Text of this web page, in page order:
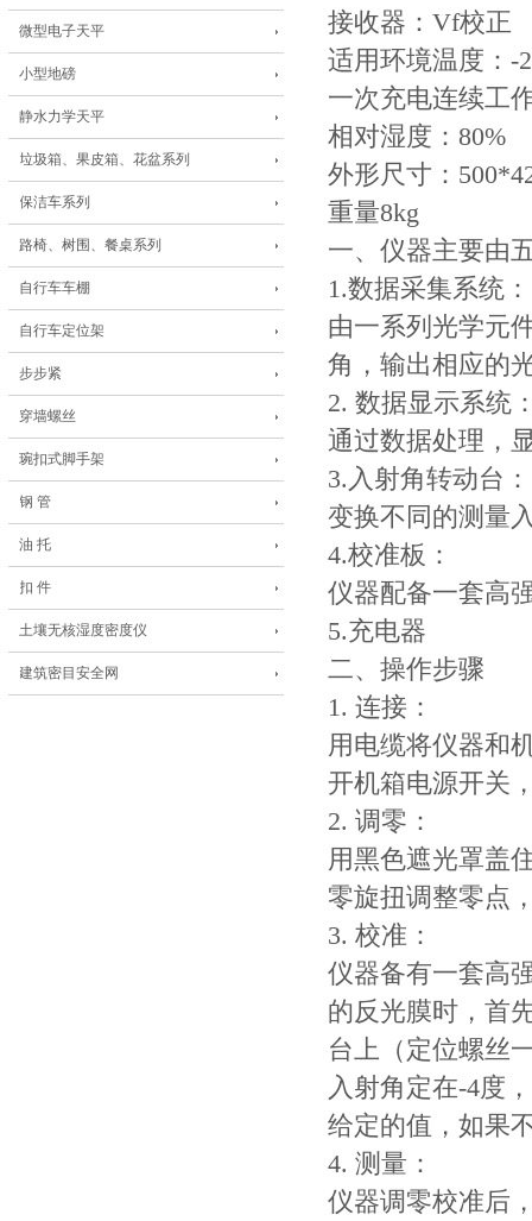
微型电子天平
小型地磅
静水力学天平
垃圾箱、果皮箱、花盆系列
保洁车系列
路椅、树围、餐桌系列
自行车车棚
自行车定位架
步步紧
穿墙螺丝
琬扣式脚手架
钢 管
油 托
扣 件
土壤无核湿度密度仪
建筑密目安全网
接收器：Vf校正
适用环境温度：-
一次充电连续工
相对湿度：80%
外形尺寸：
重量8kg
一、仪器主要由
1.数据采集系统：
由一系列光学元
角，输出相应的
2. 数据显示系统
通过数据处理，
3.入射角转动台：
变换不同的测量
4.校准板：
仪器配备一套高
5.充电器
二、操作步骤
1. 连接：
用电缆将仪器和
开机箱电源开关
2. 调零：
用黑色遮光罩盖
零旋扭调整零点
3. 校准：
仪器备有一套高
的反光膜时，首
台上（定位螺丝
入射角定在-4度
给定的值，如果
4. 测量：
仪器调零校准后